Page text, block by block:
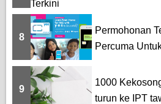
8
Permohonan
Percuma
9
1000
turun ke IPT